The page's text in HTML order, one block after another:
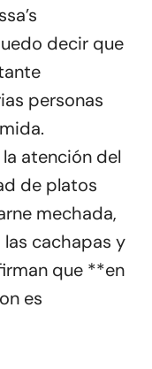
decir que
personas
atención del
de platos
mechada,
las cachapas y
que **en
es